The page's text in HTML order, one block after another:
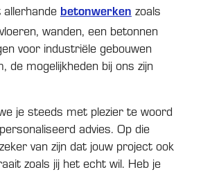
betonwerken zoals
wanden, een betonnen
voor industriële gebouwen
de mogelijkheden bij ons zijn
je steeds met plezier te woord
advies. Op die
van zijn dat jouw project ook
zoals jij het echt wil. Heb je